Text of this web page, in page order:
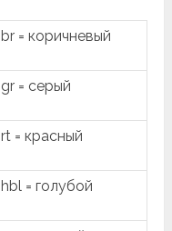
br = коричневый
gr = серый
rt = красный
hbl = голубой